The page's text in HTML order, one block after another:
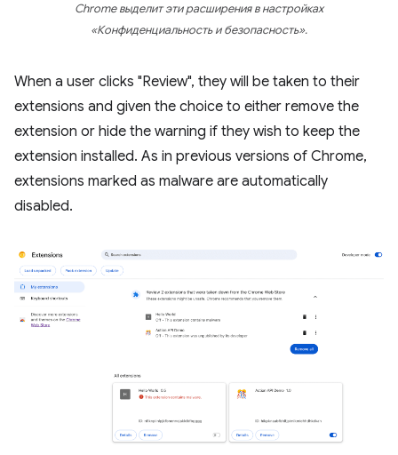
Chrome выделит эти расширения в настройках
«Конфиденциальность и безопасность».
When a user clicks "Review", they will be taken to their
extensions and given the choice to either remove the
extension or hide the warning if they wish to keep the
extension installed. As in previous versions of Chrome,
extensions marked as malware are automatically
disabled.